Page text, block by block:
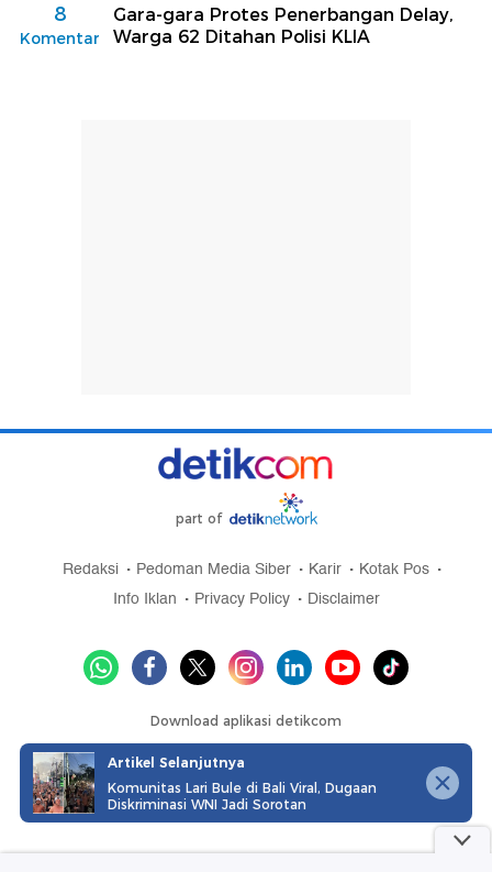
8
Komentar
Gara-gara Protes Penerbangan Delay,
Warga 62 Ditahan Polisi KLIA
part of
Redaksi Pedoman Media Siber Karir
Kotak Pos
Info Iklan
Privacy Policy Disclaimer
Download aplikasi detikcom
Copyright @ 2026 detikcom, All right reserved
Artikel Selanjutnya
Komunitas Lari Bule di Bali Viral, Dugaan
Diskriminasi WNI Jadi Sorotan